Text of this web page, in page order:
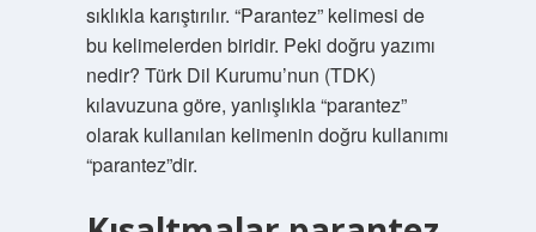
sıklıkla karıştırılır. “Parantez” kelimesi de
bu kelimelerden biridir. Peki doğru yazımı
nedir? Türk Dil Kurumu’nun (TDK)
kılavuzuna göre, yanlışlıkla “parantez”
olarak kullanılan kelimenin doğru kullanımı
“parantez”dir.